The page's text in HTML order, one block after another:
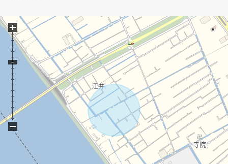
■也把自己的家的"出售"交给三井Rehouse请
・虽然是否是否"出售是以前买房是以前"想重新购买可是不
知道是否最好开始什么。
・想把握拥有房地产的行情。
・因为剩下自己的家的住宅贷款所以想谈无勉强的资金计
同顾客的情形相适应，合计，从住在的买房到出售，支
首先，在免费热线，请命令拥有房地产的概要。
(因为有不能够办理的居住地所以请谅解)
+
−